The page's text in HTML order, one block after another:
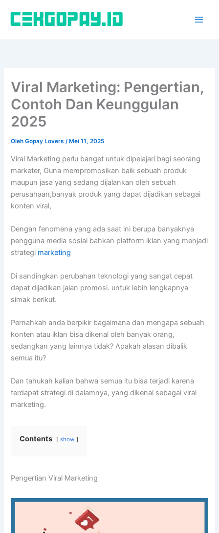
konten
Viral Marketing: Pengertian,
Contoh Dan Keunggulan
2025
OlehGopay Lovers/ Mei 11, 2025
Viral Marketing perlu banget untuk dipelajari bagi seorang
marketer, Guna mempromosikan baik sebuah produk
maupun jasa yang sedang dijalankan oleh sebuah
perusahaan,banyak produk yang dapat dijadikan sebagai
konten viral,
Dengan fenomena yang ada saat ini berupa banyaknya
pengguna media sosial bahkan platform iklan yang menjadi
strategi marketing
Di sandingkan perubahan teknologi yang sangat cepat
dapat dijadikan jalan promosi. untuk lebih lengkapnya
simak berikut.
Pernahkah anda berpikir bagaimana dan mengapa sebuah
konten atau iklan bisa dikenal oleh banyak orang,
sedangkan yang lainnya tidak? Apakah alasan dibalik
semua itu?
Dan tahukah kalian bahwa semua itu bisa terjadi karena
terdapat strategi di dalamnya, yang dikenal sebagai viral
marketing.
Contents show
Pengertian Viral Marketing